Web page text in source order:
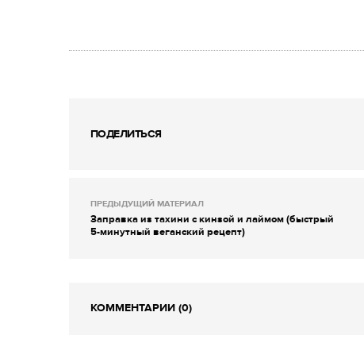
ПОДЕЛИТЬСЯ
ПРЕДЫДУЩИЙ МАТЕРИАЛ
Заправка из тахини с кинзой и лаймом (быстрый
5-минутный веганский рецепт)
КОММЕНТАРИИ (0)